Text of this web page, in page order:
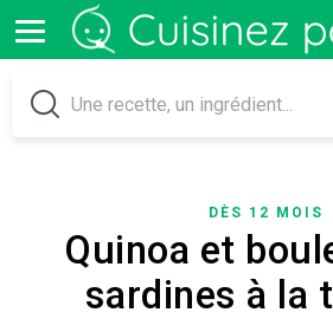
DÈS 12 MOIS
Quinoa et
sardines à la